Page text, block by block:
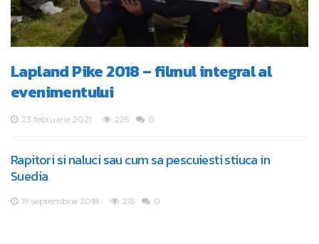
Lapland Pike 2018 – filmul integral al
evenimentului
23 februarie 2021 225 0
Rapitori si naluci sau cum sa pescuiesti stiuca in
Suedia
19 septembrie 2018 215 0